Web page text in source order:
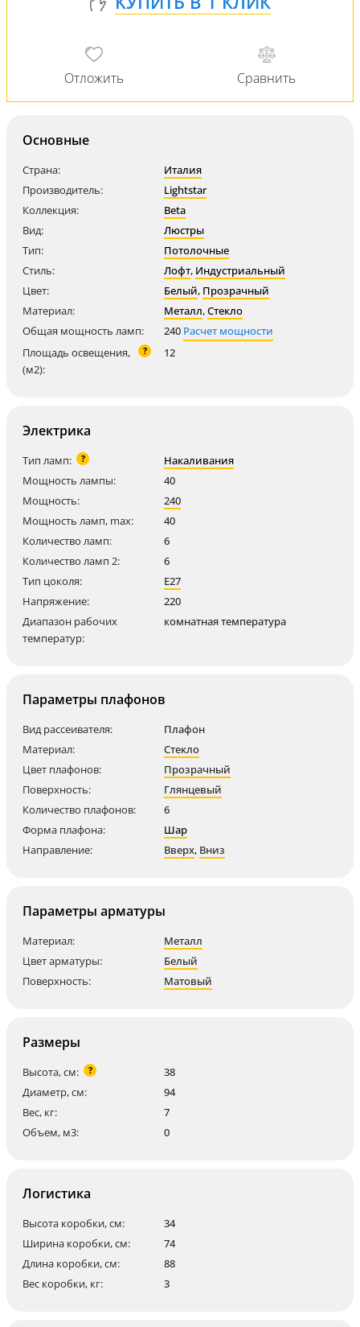
Основные
Страна:
Италия
Производитель:
Lightstar
Коллекция:
Beta
Вид:
Люстры
Тип:
Потолочные
Стиль:
Лофт, Индустриальный
Цвет:
Белый, Прозрачный
Материал:
Металл,Стекло
Общая мощность ламп:
240 Расчет мощности
Площадь освещения,
(м2):
? 12
Электрика
Тип ламп: ?
Накаливания
Мощность лампы:
40
Мощность:
240
Мощность ламп, max:
40
Количество ламп:
6
Количество ламп 2:
6
Тип цоколя:
E27
Напряжение:
220
Диапазон рабочих
температур:
комнатная температура
Параметры плафонов
Вид рассеивателя:
Плафон
Материал:
Стекло
Цвет плафонов:
Прозрачный
Поверхность:
Глянцевый
Количество плафонов:
6
Форма плафона:
Шар
Направление:
Вверх, Вниз
Параметры арматуры
Материал:
Металл
Цвет арматуры:
Белый
Поверхность:
Матовый
Размеры
Высота, см: ?
38
Диаметр, см:
94
Вес, кг:
7
Объем, м3:
0
Логистика
Высота коробки, см:
34
Ширина коробки, см:
74
Длина коробки, см:
88
Вес коробки, кг:
3